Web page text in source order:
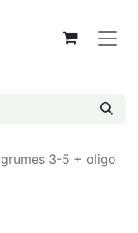
3-5 + oligo